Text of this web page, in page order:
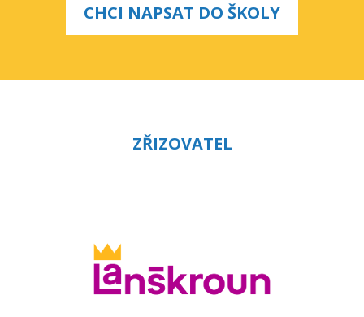
CHCI NAPSAT DO ŠKOLY
ZŘIZOVATEL